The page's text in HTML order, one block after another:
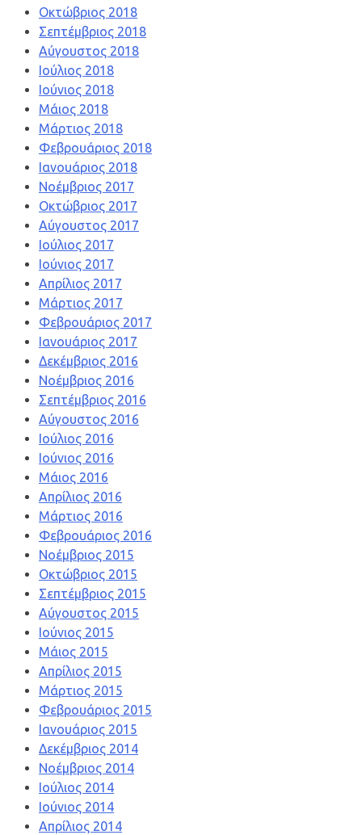
Οκτώβριος 2018
Σεπτέμβριος 2018
Αύγουστος 2018
Ιούλιος 2018
Ιούνιος 2018
Μάιος 2018
Μάρτιος 2018
Φεβρουάριος 2018
Ιανουάριος 2018
Νοέμβριος 2017
Οκτώβριος 2017
Αύγουστος 2017
Ιούλιος 2017
Ιούνιος 2017
Απρίλιος 2017
Μάρτιος 2017
Φεβρουάριος 2017
Ιανουάριος 2017
Δεκέμβριος 2016
Νοέμβριος 2016
Σεπτέμβριος 2016
Αύγουστος 2016
Ιούλιος 2016
Ιούνιος 2016
Μάιος 2016
Απρίλιος 2016
Μάρτιος 2016
Φεβρουάριος 2016
Νοέμβριος 2015
Οκτώβριος 2015
Σεπτέμβριος 2015
Αύγουστος 2015
Ιούνιος 2015
Μάιος 2015
Απρίλιος 2015
Μάρτιος 2015
Φεβρουάριος 2015
Ιανουάριος 2015
Δεκέμβριος 2014
Νοέμβριος 2014
Ιούλιος 2014
Ιούνιος 2014
Απρίλιος 2014